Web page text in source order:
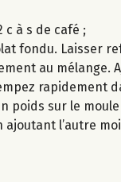
à s de café ;
fondu. Laisser
au mélange.
poids sur le
l’autre